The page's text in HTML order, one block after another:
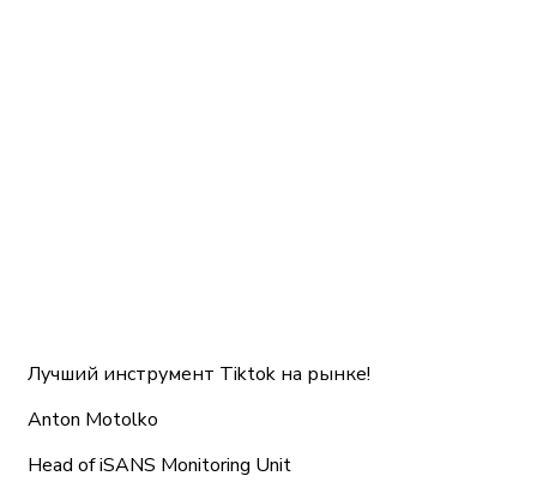
Лучший инструмент Tiktok на рынке!
Anton Motolko
Head of iSANS Monitoring Unit